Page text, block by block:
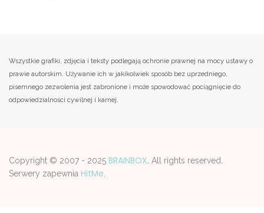
Wszystkie grafiki, zdjęcia i teksty podlegają ochronie prawnej na mocy ustawy o
prawie autorskim. Używanie ich w jakikolwiek sposób bez uprzedniego,
pisemnego zezwolenia jest zabronione i może spowodować pociągnięcie do
odpowiedzialności cywilnej i karnej.
Copyright © 2007 - 2025 BRAINBOX. All rights reserved.
Serwery zapewnia HitMe.